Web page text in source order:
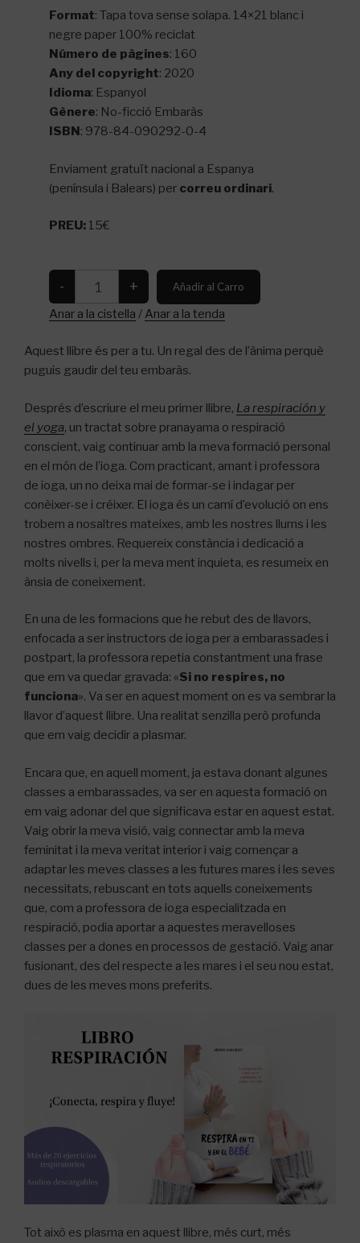
Format: Tapa tova sense solapa. 14×21 blanc i
negre paper 100% reciclat
Número de pàgines: 160
Any del copyright: 2020
Idioma: Espanyol
Gènere: No-ficció Embaràs
ISBN : 978-84-090292-0-4
Enviament gratuït nacional a Espanya
(península i Balears) per correu ordinari.
PREU: 15€
Anar a la cistella / Anar a la tenda
Aquest llibre és per a tu. Un regal des de l’ànima perquè
puguis gaudir del teu embaràs.
Després d’escriure el meu primer llibre, La respiración y
el yoga, un tractat sobre pranayama o respiració
conscient, vaig continuar amb la meva formació personal
en el món de l’ioga. Com practicant, amant i professora
de ioga, un no deixa mai de formar-se i indagar per
conèixer-se i créixer. El ioga és un camí d’evolució on ens
trobem a nosaltres mateixes, amb les nostres llums i les
nostres ombres. Requereix constància i dedicació a
molts nivells i, per la meva ment inquieta, es resumeix en
ànsia de coneixement.
En una de les formacions que he rebut des de llavors,
enfocada a ser instructors de ioga per a embarassades i
postpart, la professora repetia constantment una frase
que em va quedar gravada: «Si no respires, no
funciona». Va ser en aquest moment on es va sembrar la
llavor d’aquest llibre. Una realitat senzilla però profunda
que em vaig decidir a plasmar.
Encara que, en aquell moment, ja estava donant algunes
classes a embarassades, va ser en aquesta formació on
em vaig adonar del que significava estar en aquest estat.
Vaig obrir la meva visió, vaig connectar amb la meva
feminitat i la meva veritat interior i vaig començar a
adaptar les meves classes a les futures mares i les seves
necessitats, rebuscant en tots aquells coneixements
que, com a professora de ioga especialitzada en
respiració, podia aportar a aquestes meravelloses
classes per a dones en processos de gestació. Vaig anar
fusionant, des del respecte a les mares i el seu nou estat,
dues de les meves mons preferits.
Tot això es plasma en aquest llibre, més curt, més